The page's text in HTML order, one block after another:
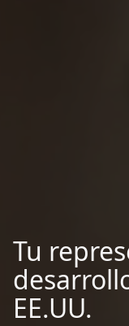
Tu
EE.UU.